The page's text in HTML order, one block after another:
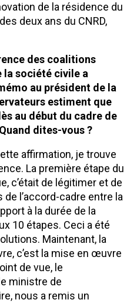
de la résidence du
deux ans du CNRD,
des coalitions
société civile a
au président de la
estiment que
au début du cadre de
dites-vous ?
affirmation, je trouve
La première étape du
c’était de légitimer et de
l’accord-cadre entre la
à la durée de la
10 étapes. Ceci a été
Maintenant, la
c’est la mise en œuvre
de vue, le
ministre de
nous a remis un